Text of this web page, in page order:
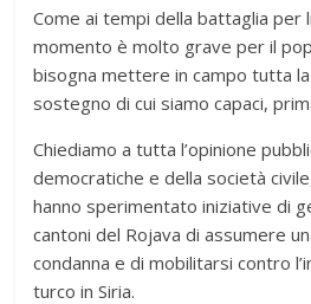
Come ai tempi della battaglia per
momento è molto grave per il
bisogna mettere in campo tutta
sostegno di cui siamo capaci,
Chiediamo a tutta l’opinione
democratiche e della società
hanno sperimentato iniziative di
cantoni del Rojava di assumere
condanna e di mobilitarsi contro
turco in Siria.